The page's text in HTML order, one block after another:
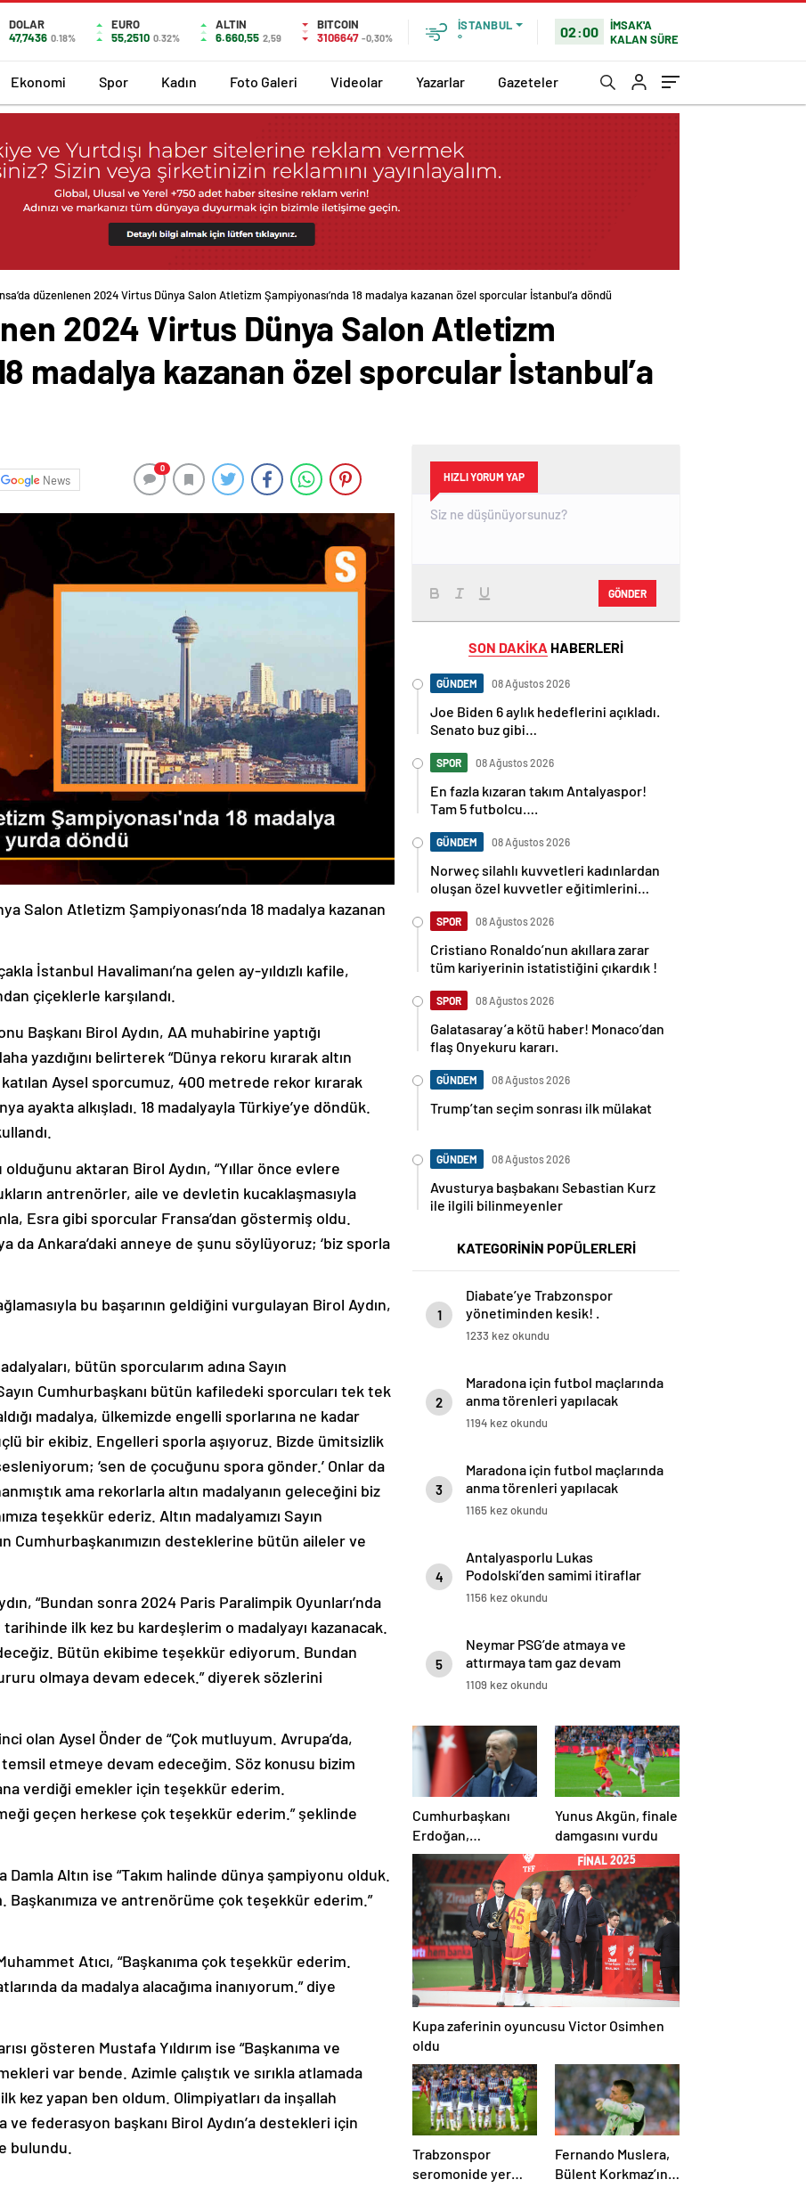
DOLAR
47,7436 0.18%
EURO
55,2510 0.32%
ALTIN
6.660,55 2,59
BITCOIN
3106647 -0,30%
İSTANBUL
°
02:00
İMSAK'A
KALAN SÜRE
Ekonomi Spor Kadın Foto Galeri Videolar Yazarlar Gazeteler
düzenlenen 2024 Virtus Dünya Salon Atletizm Şampiyonası’nda 18 madalya kazanan özel sporcular İstanbul’a döndü
2024 Virtus Dünya Salon Atletizm
madalya kazanan özel sporcular İstanbul’a
News
0
Salon Atletizm Şampiyonası’nda 18 madalya kazanan
İstanbul Havalimanı’na gelen ay-yıldızlı kafile,
çiçeklerle karşılandı.
Başkanı Birol Aydın, AA muhabirine yaptığı
yazdığını belirterek “Dünya rekoru kırarak altın
katılan Aysel sporcumuz, 400 metrede rekor kırarak
ayakta alkışladı. 18 madalyayla Türkiye’ye döndük.
aktaran Birol Aydın, “Yıllar önce evlere
antrenörler, aile ve devletin kucaklaşmasıyla
Esra gibi sporcular Fransa’dan göstermiş oldu.
da Ankara’daki anneye de şunu söylüyoruz; ‘biz sporla
bu başarının geldiğini vurgulayan Birol Aydın,
bütün sporcularım adına Sayın
Cumhurbaşkanı bütün kafiledeki sporcuları tek tek
madalya, ülkemizde engelli sporlarına ne kadar
bir ekibiz. Engelleri sporla aşıyoruz. Bizde ümitsizlik
‘sen de çocuğunu spora gönder.’ Onlar da
ama rekorlarla altın madalyanın geleceğini biz
teşekkür ederiz. Altın madalyamızı Sayın
Cumhurbaşkanımızın desteklerine bütün aileler ve
“Bundan sonra 2024 Paris Paralimpik Oyunları’nda
ilk kez bu kardeşlerim o madalyayı kazanacak.
Bütün ekibime teşekkür ediyorum. Bundan
olmaya devam edecek.” diyerek sözlerini
olan Aysel Önder de “Çok mutluyum. Avrupa’da,
etmeye devam edeceğim. Söz konusu bizim
verdiği emekler için teşekkür ederim.
geçen herkese çok teşekkür ederim.” şeklinde
Altın ise “Takım halinde dünya şampiyonu olduk.
ve antrenörüme çok teşekkür ederim.”
Atıcı, “Başkanıma çok teşekkür ederim.
da madalya alacağıma inanıyorum.” diye
gösteren Mustafa Yıldırım ise “Başkanıma ve
var bende. Azimle çalıştık ve sırıkla atlamada
kez yapan ben oldum. Olimpiyatları da inşallah
federasyon başkanı Birol Aydın’a destekleri için
bulundu.
HIZLI YORUM YAP
GÖNDER
SON DAKİKA HABERLERİ
GÜNDEM 08 Ağustos 2026
Joe Biden 6 aylık hedeflerini açıkladı.
Senato buz gibi…
SPOR 08 Ağustos 2026
En fazla kızaran takım Antalyaspor!
Tam 5 futbolcu….
GÜNDEM 08 Ağustos 2026
Norweç silahlı kuvvetleri kadınlardan
oluşan özel kuvvetler eğitimlerini
SPOR 08 Ağustos 2026
Cristiano Ronaldo’nun akıllara zarar
tüm kariyerinin istatistiğini çıkardık !
SPOR 08 Ağustos 2026
Galatasaray’a kötü haber! Monaco’dan
flaş Onyekuru kararı.
GÜNDEM 08 Ağustos 2026
Trump’tan seçim sonrası ilk mülakat
GÜNDEM 08 Ağustos 2026
Avusturya başbakanı Sebastian Kurz
ile ilgili bilinmeyenler
KATEGORİNİN POPÜLERLERİ
1
Diabate’ye Trabzonspor
yönetiminden kesik! .
1233 kez okundu
2
Maradona için futbol maçlarında
anma törenleri yapılacak
1194 kez okundu
3
Maradona için futbol maçlarında
anma törenleri yapılacak
1165 kez okundu
4
Antalyasporlu Lukas
Podolski’den samimi itiraflar
“Türkiye benim ikinci vatanım” .
1156 kez okundu
5
Neymar PSG’de atmaya ve
attırmaya tam gaz devam
ediyor!
1109 kez okundu
Cumhurbaşkanı
Erdoğan,
Galatasaray’ı tebrik
etti
Yunus Akgün, finale
damgasını vurdu
Kupa zaferinin oyuncusu Victor Osimhen
oldu
Trabzonspor
seromonide yer
Fernando Muslera,
Bülent Korkmaz’ın